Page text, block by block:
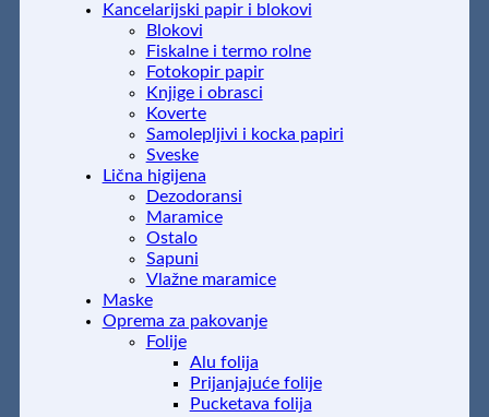
Kancelarijski papir i blokovi
Blokovi
Fiskalne i termo rolne
Fotokopir papir
Knjige i obrasci
Koverte
Samolepljivi i kocka papiri
Sveske
Lična higijena
Dezodoransi
Maramice
Ostalo
Sapuni
Vlažne maramice
Maske
Oprema za pakovanje
Folije
Alu folija
Prijanjajuće folije
Pucketava folija